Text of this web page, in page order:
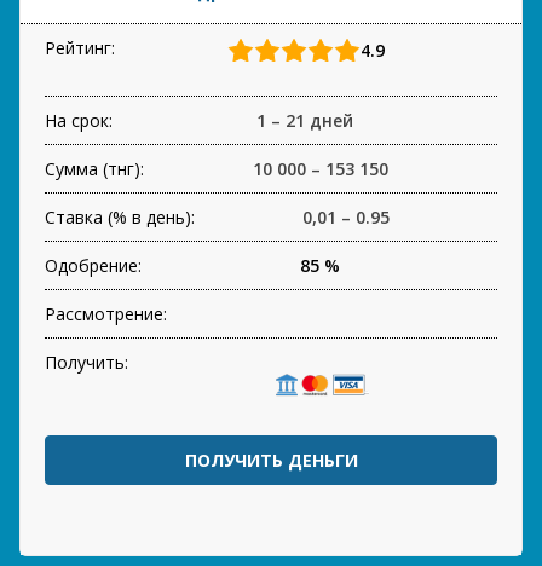
Рейтинг: 4.9
На срок: 1 – 21 дней
Сумма (тнг): 10 000 – 153 150
Ставка (% в день): 0,01 – 0.95
Одобрение: 85 %
Рассмотрение:
Получить:
ПОЛУЧИТЬ ДЕНЬГИ